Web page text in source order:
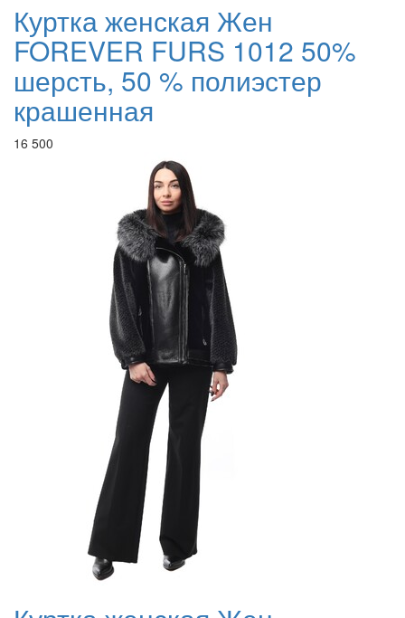
Куртка женская Жен
FOREVER FURS 1012 50%
шерсть, 50 % полиэстер
крашенная
16 500